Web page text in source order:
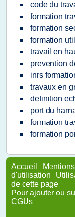
code du
formation
formation
formation
travail en
prevention
inrs
travaux en
definition
port du
formation
formation
Accueil |
d'utilisation |
de cette page
Pour ajouter ou
CGUs